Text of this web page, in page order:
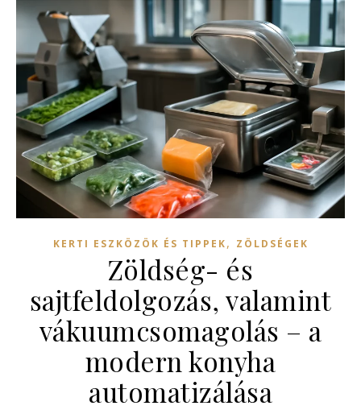
KERTI ESZKÖZÖK ÉS TIPPEK, ZÖLDSÉGEK
Zöldség- és
sajtfeldolgozás, valamint
vákuumcsomagolás – a
modern konyha
automatizálása